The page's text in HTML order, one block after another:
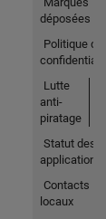
déposées
Politique de
confidentialité
Lutte
anti-
piratage
Statut des
applications
Contacts
locaux